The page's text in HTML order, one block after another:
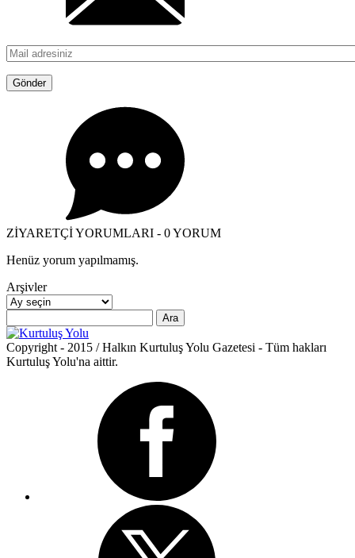
ZİYARETÇİ YORUMLARI - 0 YORUM
Henüz yorum yapılmamış.
Arşivler
Arşivler
Copyright - 2015 / Halkın Kurtuluş Yolu Gazetesi - Tüm hakları
Kurtuluş Yolu'na aittir.